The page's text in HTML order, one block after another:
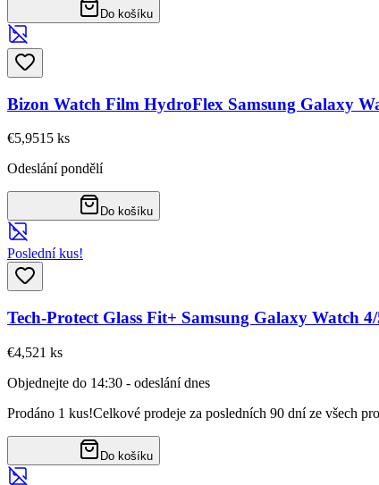
Do košíku
Bizon Watch Film HydroFlex Samsung Galaxy
€5,9515 ks
Odeslání pondělí
Do košíku
Poslední kus!
Tech-Protect Glass Fit+ Samsung Galaxy Watch
€4,521 ks
Objednejte do 14:30 - odeslání dnes
Prodáno 1 kus!Celkové prodeje za posledních 90 dní ze všech
Do košíku